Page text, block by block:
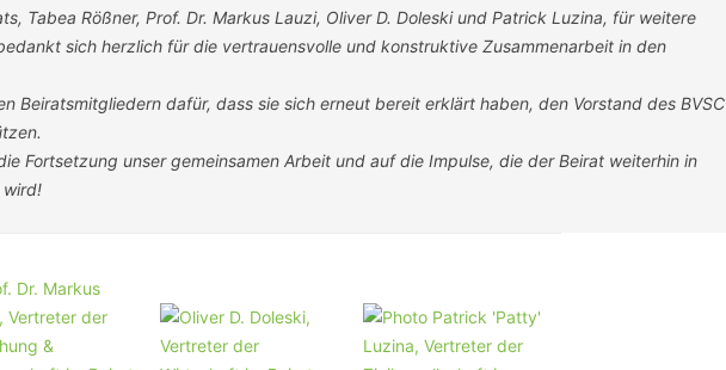
Tabea Rößner, Prof. Dr. Markus Lauzi, Oliver D. Doleski und Patrick Luzina, für weitere
sich herzlich für die vertrauensvolle und konstruktive Zusammenarbeit in den
Beiratsmitgliedern dafür, dass sie sich erneut bereit erklärt haben, den Vorstand des BVSC
Fortsetzung unser gemeinsamen Arbeit und auf die Impulse, die der Beirat weiterhin in
wird!